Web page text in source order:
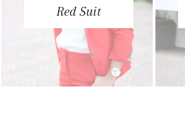
Red Suit